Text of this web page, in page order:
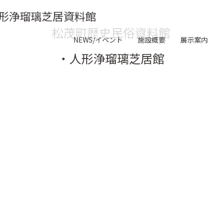
浄瑠璃芝居資料館
NEWS/イベント 施設概要 展示案内
松茂町歴史民俗資料館
・人形浄瑠璃芝居館